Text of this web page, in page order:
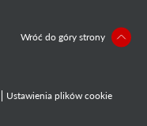
Ustawienia plików cookie
Wróć do góry strony